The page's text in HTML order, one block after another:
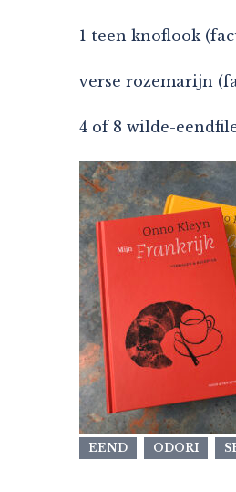
1 teen knoflook
verse rozemarijn
4 of 8 wilde-
EEND ODORI